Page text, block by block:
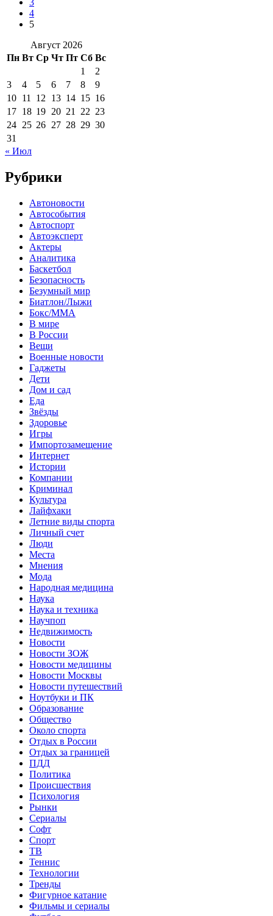
3
4
5
Август 2026
Пн Вт Ср Чт Пт Сб Вс
1
2
3
4 5 6 7 8
9
10 11 12 13 14 15 16
17 18 19 20 21 22 23
24 25 26 27 28 29 30
31
« Июл
Рубрики
Автоновости
Автособытия
Автоспорт
Автоэксперт
Актеры
Аналитика
Баскетбол
Безопасность
Безумный мир
Биатлон/Лыжи
Бокс/MMA
В мире
В России
Вещи
Военные новости
Гаджеты
Дети
Дом и сад
Еда
Звёзды
Здоровье
Игры
Импортозамещение
Интернет
Истории
Компании
Криминал
Культура
Лайфхаки
Летние виды спорта
Личный счет
Люди
Места
Мнения
Мода
Народная медицина
Наука
Наука и техника
Научпоп
Недвижимость
Новости
Новости ЗОЖ
Новости медицины
Новости Москвы
Новости путешествий
Ноутбуки и ПК
Образование
Общество
Около спорта
Отдых в России
Отдых за границей
ПДД
Политика
Происшествия
Психология
Рынки
Сериалы
Софт
Спорт
ТВ
Теннис
Технологии
Тренды
Фигурное катание
Фильмы и сериалы